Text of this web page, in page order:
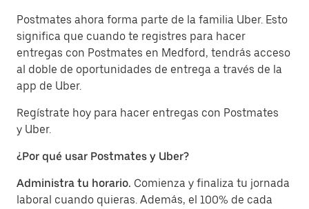
Postmates ahora forma parte de la familia Uber. Esto
significa que cuando te registres para hacer
entregas con Postmates en Medford, tendrás acceso
al doble de oportunidades de entrega a través de la
app de Uber.
Regístrate hoy para hacer entregas con Postmates
y Uber.
¿Por qué usar Postmates y Uber?
Administra tu horario. Comienza y finaliza tu jornada
laboral cuando quieras. Además, el 100% de cada